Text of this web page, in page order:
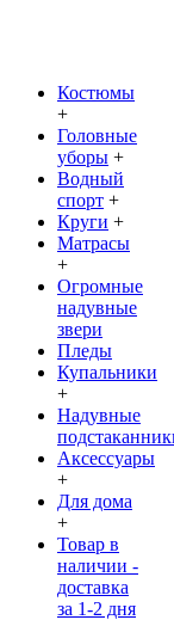
Костюмы
+
Головные
уборы +
Водный
спорт +
Круги +
Матрасы
+
Огромные
надувные
звери
Пледы
Купальники
+
Надувные
Аксессуары
+
Для дома
+
Товар в
наличии -
доставка
за 1-2 дня